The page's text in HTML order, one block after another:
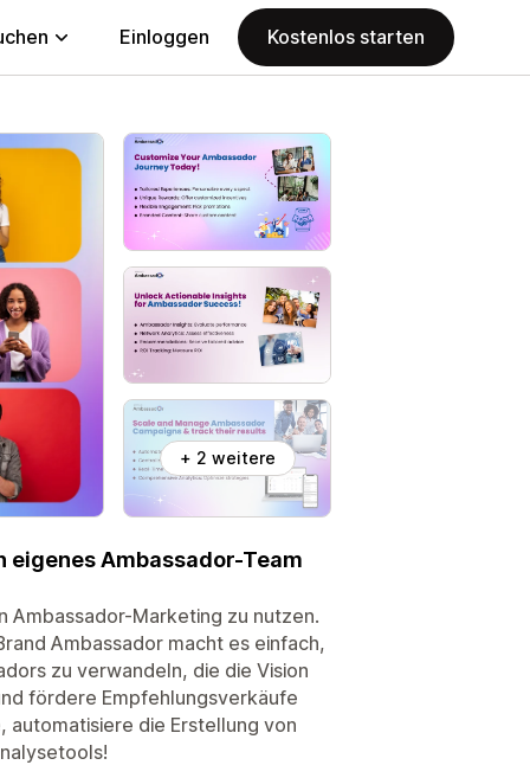
Einloggen Kostenlos starten
+ 2 weitere
eigenes Ambassador-Team
Ambassador-Marketing zu nutzen.
Ambassador macht es einfach,
zu verwandeln, die die Vision
fördere Empfehlungsverkäufe
automatisiere die Erstellung von